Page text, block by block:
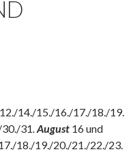
14./15./16./17./18./19.
31.August 16 und
18./19./20./21./22./23.